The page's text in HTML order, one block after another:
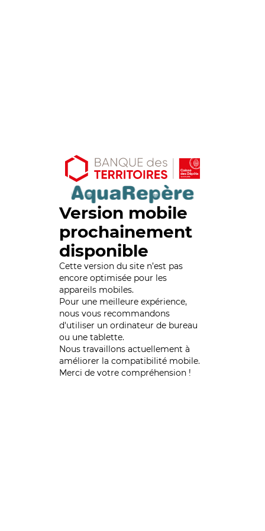
Version mobile
prochainement
disponible
Cette version du site n’est pas
encore optimisée pour les
appareils mobiles.
Pour une meilleure expérience,
nous vous recommandons
d'utiliser un ordinateur de bureau
ou une tablette.
Nous travaillons actuellement à
améliorer la compatibilité mobile.
Merci de votre compréhension !